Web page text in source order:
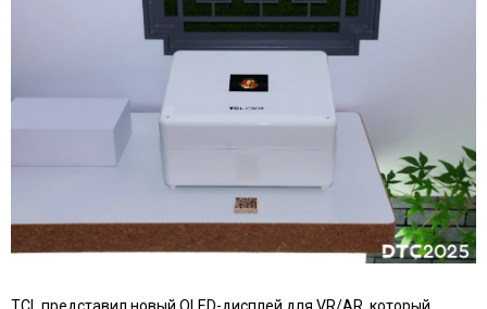
TCL представил новый OLED-дисплей для VR/AR, который